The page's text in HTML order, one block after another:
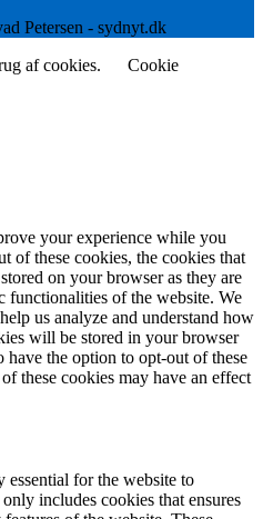
Petersen - sydnyt.dk
af cookies.
Cookie
your experience while you
of these cookies, the cookies that
on your browser as they are
functionalities of the website. We
us analyze and understand how
will be stored in your browser
the option to opt-out of these
these cookies may have an effect
essential for the website to
includes cookies that ensures